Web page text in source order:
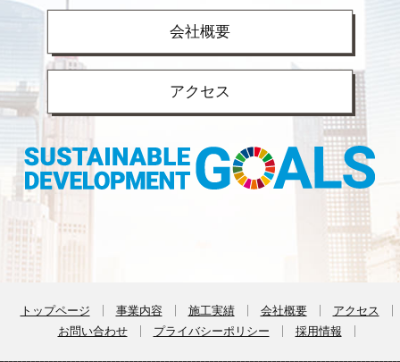
会社概要
アクセス
トップページ 事業内容 施工実績 会社概要
アクセス
お問い合わせ
プライバシーポリシー 採用情報